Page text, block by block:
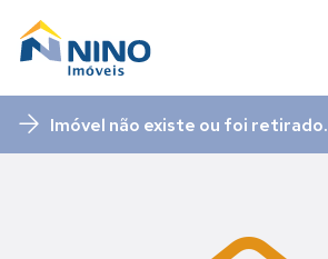
Imóvel não existe ou foi retirado.